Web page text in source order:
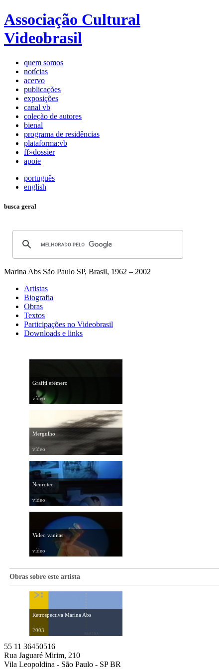
Associação Cultural
Videobrasil
quem somos
notícias
acervo
publicações
exposições
canal vb
coleção de autores
bienal
programa de residências
plataforma:vb
ff»dossier
apoie
português
english
busca geral
Marina Abs São Paulo SP, Brasil, 1962 – 2002
Artistas
Biografia
Obras
Textos
Participações no Videobrasil
Downloads e links
Grafiti efêmero
vídeo
Mergulho
vídeo
Neurotec
vídeo
Video vanitas
vídeo
Obras sobre este artista
Retrospectiva Marina Abs
2003
55 11 36450516
Rua Jaguaré Mirim, 210
Vila Leopoldina - São Paulo - SP BR